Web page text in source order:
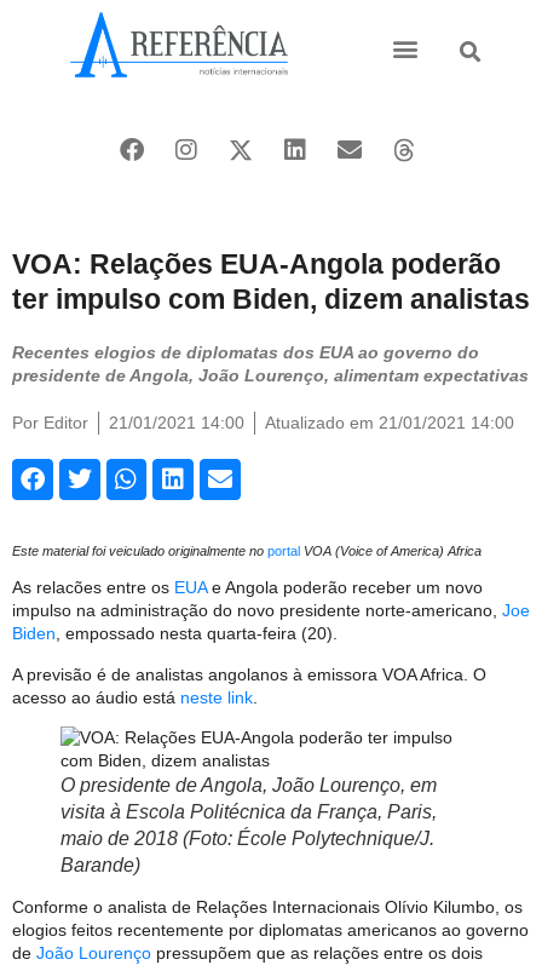
VOA: Relações EUA-Angola poderão
ter impulso com Biden, dizem analistas
Recentes elogios de diplomatas dos EUA ao governo do
presidente de Angola, João Lourenço, alimentam expectativas
Por Editor 21/01/2021 14:00 Atualizado em 21/01/2021 14:00
Este material foi veiculado originalmente no portal VOA (Voice of America) Africa
As relacões entre os EUAe Angola poderão receber um novo
impulso na administração do novo presidente norte-americano, Joe
Biden, empossado nesta quarta-feira (20).
A previsão é de analistas angolanos à emissora VOA Africa. O
acesso ao áudio está neste link
O presidente de Angola, João Lourenço, em
visita à Escola Politécnica da França, Paris,
maio de 2018 (Foto: École Polytechnique/J.
Barande)
Conforme o analista de Relações Internacionais Olívio Kilumbo, os
elogios feitos recentemente por diplomatas americanos ao governo
de João Lourenço pressupõem que as relações entre os dois